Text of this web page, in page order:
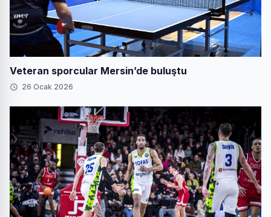
Veteran sporcular Mersin’de buluştu
26 Ocak 2026